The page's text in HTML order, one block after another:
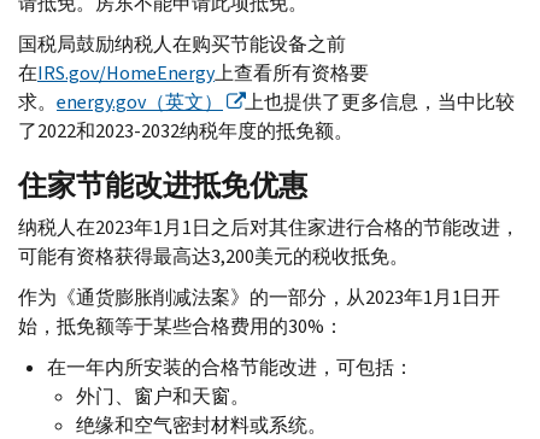
国税局鼓励纳税人在购买节能设备之前
在IRS.gov/HomeEnergy上查看所有资格要
求。 energy.gov（英文）
上也提供了更多信息，当中比较
了2022和2023-2032纳税年度的抵免额。
住家节能改进抵免优惠
纳税人在2023年1月1日之后对其住家进行合格的节能改进，
可能有资格获得最高达3,200美元的税收抵免。
作为《通货膨胀削减法案》的一部分，从2023年1月1日开
始，抵免额等于某些合格费用的30%：
在一年内所安装的合格节能改进，可包括：
外门、窗户和天窗。
绝缘和空气密封材料或系统。